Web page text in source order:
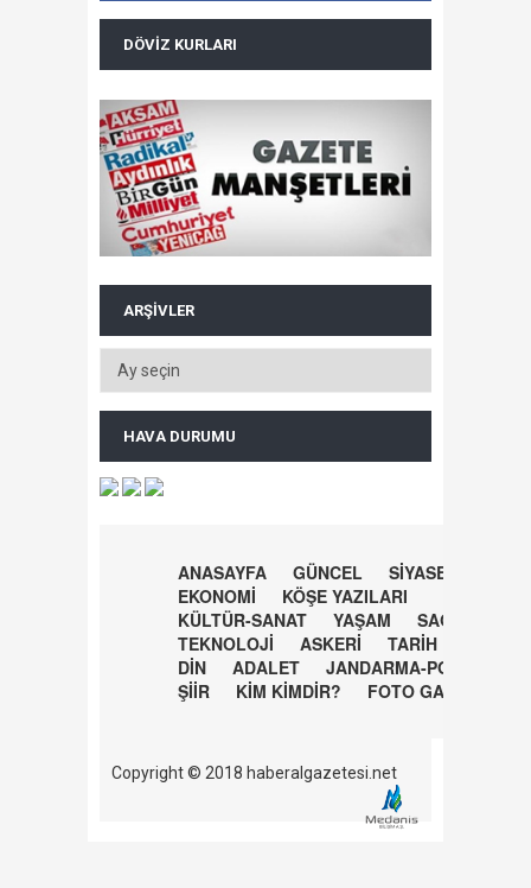
DÖVIZ KURLARI
ARŞIVLER
HAVA DURUMU
ANASAYFA GÜNCEL
SİYASET
EKONOMİ
KÖŞE YAZILARI
KÜLTÜR-SANAT
YAŞAM
SAĞLIK
TEKNOLOJİ
ASKERİ
TARİH
DİN
ADALET
JANDARMA-POLİS
ŞİİR
KİM KİMDİR? FOTO GALERİ
Copyright © 2018 haberalgazetesi.net